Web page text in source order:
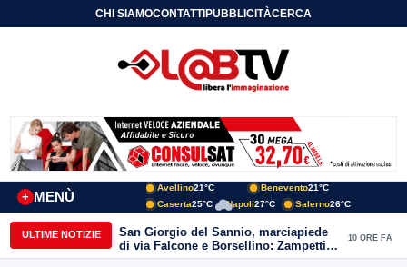
CHI SIAMOCONTATTIPUBBLICITÀCERCA
MENÙ
+
Avellino21°C Benevento21°C
Caserta25°C Napoli27°C Salerno26°C
ULTIME NOTIZIE
San Giorgio del Sannio, marciapiede
di via Falcone e Borsellino: Zampetti e
Lombardi replicano alle polemiche
10 ORE FA